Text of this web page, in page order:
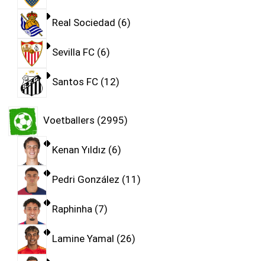
Real Sociedad 6
Sevilla FC 6
Santos FC 12
Voetballers 2995
Kenan Yıldız 6
Pedri González 11
Raphinha 7
Lamine Yamal 26